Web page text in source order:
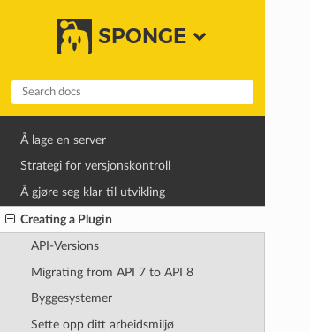
SPONGE
Å lage en server
Strategi for versjonskontroll
Å gjøre seg klar til utvikling
Creating a Plugin
API-Versions
Migrating from API 7 to API 8
Byggesystemer
Sette opp ditt arbeidsmiljø